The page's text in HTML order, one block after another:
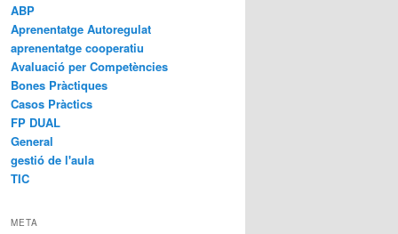
ABP
Aprenentatge Autoregulat
aprenentatge cooperatiu
Avaluació per Competències
Bones Pràctiques
Casos Pràctics
FP DUAL
General
gestió de l'aula
TIC
META